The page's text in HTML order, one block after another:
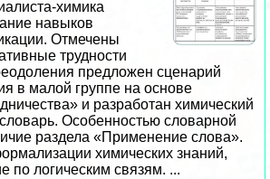
химика
навыков
Отмечены
трудности
предложен сценарий
в малой группе на основе
и разработан химический
Особенностью словарной
раздела «Применение слова».
химических знаний,
по логическим связям. ...